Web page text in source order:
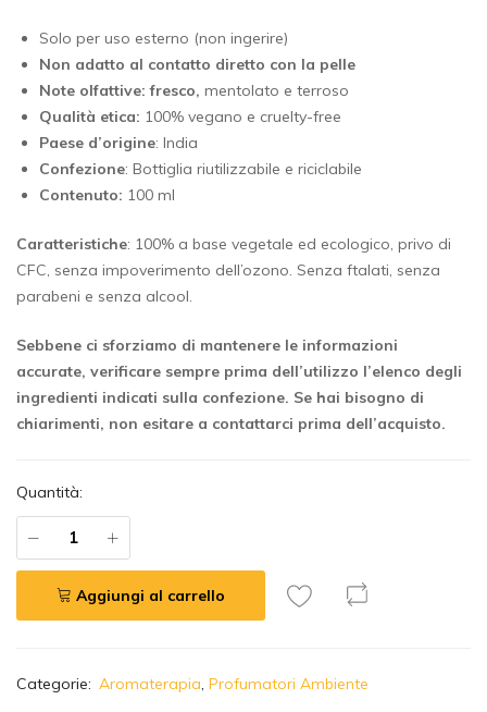
Solo per uso esterno (non ingerire)
Non adatto al contatto diretto con la pelle
Note olfattive: fresco, mentolato e terroso
Qualità etica: 100% vegano e cruelty-free
Paese d’origine: India
Confezione: Bottiglia riutilizzabile e riciclabile
Contenuto: 100 ml
Caratteristiche: 100% a base vegetale ed ecologico, privo di
CFC, senza impoverimento dell’ozono. Senza ftalati, senza
parabeni e senza alcool.
Sebbene ci sforziamo di mantenere le informazioni
accurate, verificare sempre prima dell’utilizzo l’elenco degli
ingredienti indicati sulla confezione. Se hai bisogno di
chiarimenti, non esitare a contattarci prima dell’acquisto.
Quantità:
Aggiungi al carrello
lCategorie: Aromaterapia, Profumatori Ambiente